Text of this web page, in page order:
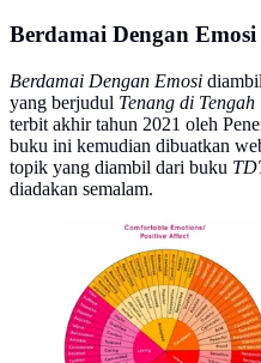
Berdamai Dengan Emosi
Berdamai Dengan Emosi
yang berjudul Tenang di
terbit akhir tahun 2021 oleh
buku ini kemudian dibuatkan
topik yang diambil dari buku
diadakan semalam.